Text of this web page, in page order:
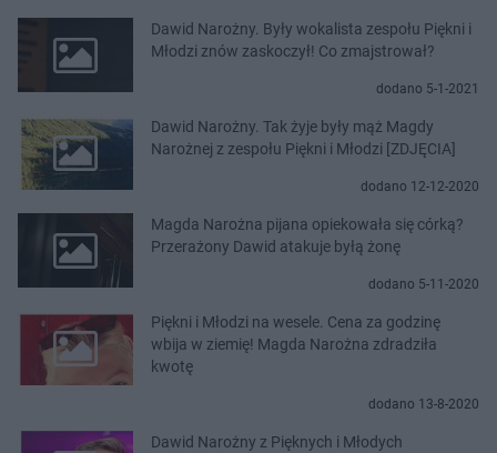
Dawid Narożny. Były wokalista zespołu Piękni i
Młodzi znów zaskoczył! Co zmajstrował?
dodano 5-1-2021
Dawid Narożny. Tak żyje były mąż Magdy
Narożnej z zespołu Piękni i Młodzi [ZDJĘCIA]
dodano 12-12-2020
Magda Narożna pijana opiekowała się córką?
Przerażony Dawid atakuje byłą żonę
dodano 5-11-2020
Piękni i Młodzi na wesele. Cena za godzinę
wbija w ziemię! Magda Narożna zdradziła
kwotę
dodano 13-8-2020
Dawid Narożny z Pięknych i Młodych